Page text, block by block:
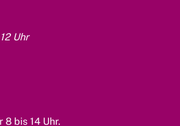
Uhr
8 bis 14 Uhr.